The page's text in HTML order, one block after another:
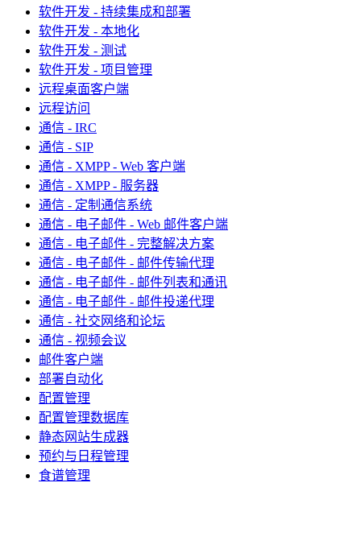
软件开发 - 持续集成和部署
软件开发 - 本地化
软件开发 - 测试
软件开发 - 项目管理
远程桌面客户端
远程访问
通信 - IRC
通信 - SIP
通信 - XMPP - Web 客户端
通信 - XMPP - 服务器
通信 - 定制通信系统
通信 - 电子邮件 - Web 邮件客户端
通信 - 电子邮件 - 完整解决方案
通信 - 电子邮件 - 邮件传输代理
通信 - 电子邮件 - 邮件列表和通讯
通信 - 电子邮件 - 邮件投递代理
通信 - 社交网络和论坛
通信 - 视频会议
邮件客户端
部署自动化
配置管理
配置管理数据库
静态网站生成器
预约与日程管理
食谱管理